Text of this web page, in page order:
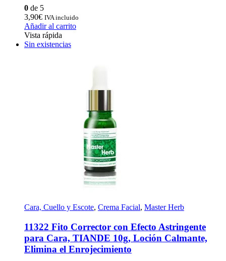
0 de 5
3,90€ IVA incluido
Añadir al carrito
Vista rápida
Sin existencias
Cara, Cuello y Escote, Crema Facial, Master Herb
11322 Fito Corrector con Efecto Astringente
para Cara, TIANDE 10g, Loción Calmante,
Elimina el Enrojecimiento